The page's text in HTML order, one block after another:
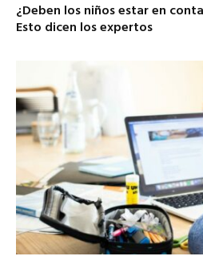
¿Deben los niños estar en
Esto dicen los expertos